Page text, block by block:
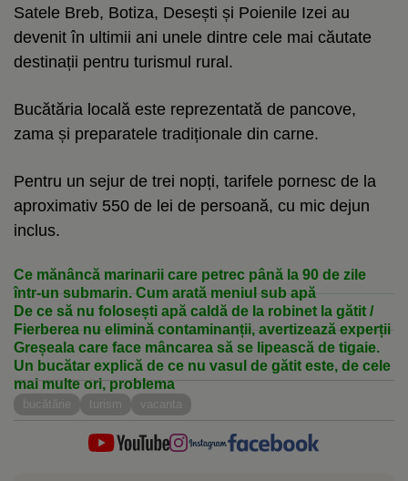
Satele Breb, Botiza, Desești și Poienile Izei au
devenit în ultimii ani unele dintre cele mai căutate
destinații pentru turismul rural.
Bucătăria locală este reprezentată de pancove,
zama și preparatele tradiționale din carne.
Pentru un sejur de trei nopți, tarifele pornesc de la
aproximativ 550 de lei de persoană, cu mic dejun
inclus.
Ce mănâncă marinarii care petrec până la 90 de zile
într-un submarin. Cum arată meniul sub apă
De ce să nu folosești apă caldă de la robinet la gătit /
Fierberea nu elimină contaminanții, avertizează experții
Greșeala care face mâncarea să se lipească de tigaie.
Un bucătar explică de ce nu vasul de gătit este, de cele
mai multe ori, problema
bucătărie turism vacanta